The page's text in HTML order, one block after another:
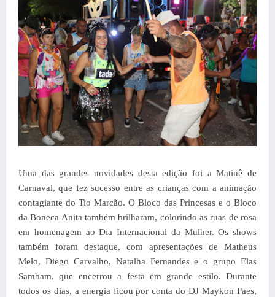
Uma das grandes novidades desta edição foi a Matinê de
Carnaval, que fez sucesso entre as crianças com a animação
contagiante do Tio Marcão. O Bloco das Princesas e o Bloco
da Boneca Anita também brilharam, colorindo as ruas de rosa
em homenagem ao Dia Internacional da Mulher.Os shows
também foram destaque, com apresentações de Matheus
Melo, Diego Carvalho, Natalha Fernandes e o grupo Elas
Sambam, que encerrou a festa em grande estilo. Durante
todos os dias, a energia ficou por conta do DJ Maykon Paes,